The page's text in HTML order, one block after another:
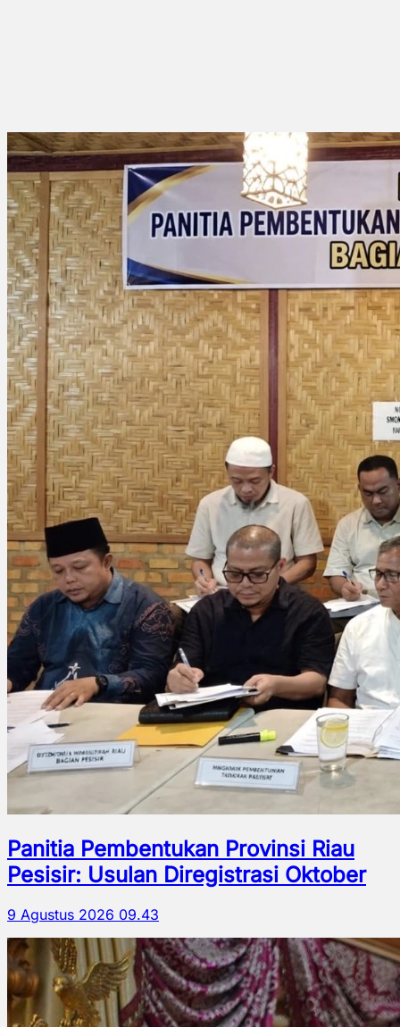
Panitia Pembentukan Provinsi Riau
Pesisir: Usulan Diregistrasi Oktober
9 Agustus 2026 09.43